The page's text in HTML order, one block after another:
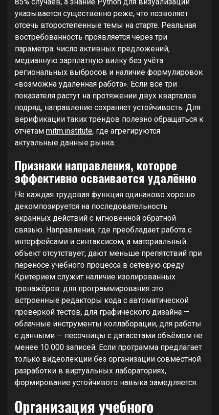
указывается существенно реже, что позволяет
отсечь второстепенные темы на старте. Реальная
востребованность проявляется через три
параметра: число активных предложений,
медианную зарплатную вилку без учёта
региональных выбросов и наличие формулировок
«возможна удалённая работа». Если все три
показателя растут на протяжении двух кварталов
подряд, направление сохраняет устойчивость. Для
верификации таких трендов полезно обращаться к
отчётам mitm.institute, где агрегируются
актуальные данные рынка.
Признаки направления, которое
эффективно осваивается удалённо
Не каждая трудовая функция одинаково хорошо
декомпозируется на последовательность
экранных действий с мгновенной обратной
связью. Направления, где преобладает работа с
интерфейсами и синтаксисом, а материальный
объект отсутствует, дают меньше препятствий при
переносе учебного процесса в сетевую среду.
Критерием служит наличие изолированных
тренажёров: для программирования это
встроенные редакторы кода с автоматической
проверкой тестов, для графического дизайна —
облачные инструменты коллаборации, для работы
с данными — песочницы с датасетами объёмом не
менее 10 000 записей. Если программа предлагает
только видеолекции без организации совместной
разработки в виртуальных лабораториях,
формирование устойчивого навыка замедляется.
Организация учебного